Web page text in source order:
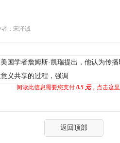
者：宋泽诚
学者詹姆斯·凯瑞提出，他认为传播
义共享的过程，强调
阅读此信息需要您支付 0.5 元，点击这
返回顶部